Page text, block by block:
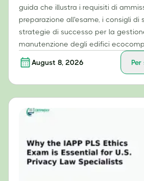
guida che illustra i requisiti di
preparazione all'esame, i consigli di
strategie di successo per la
manutenzione degli edifici
August 8, 2026 Per